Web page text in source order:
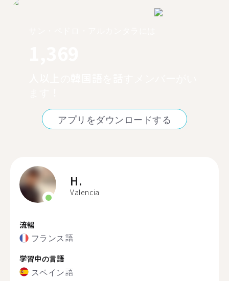
アプリをダウンロードする
H.
Valencia
流暢
フランス語
学習中の言語
スペイン語